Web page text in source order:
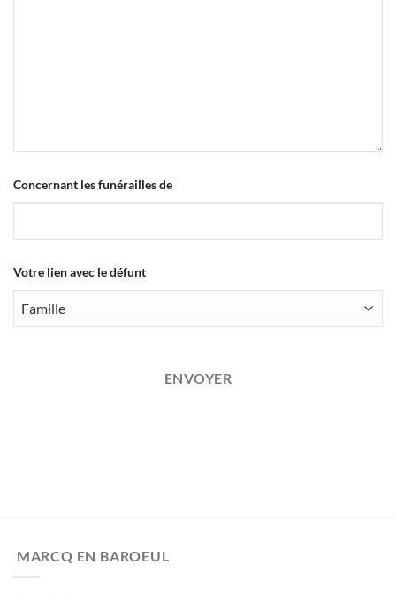
Concernant les funérailles de
Votre lien avec le défunt
ENVOYER
MARCQ EN BAROEUL